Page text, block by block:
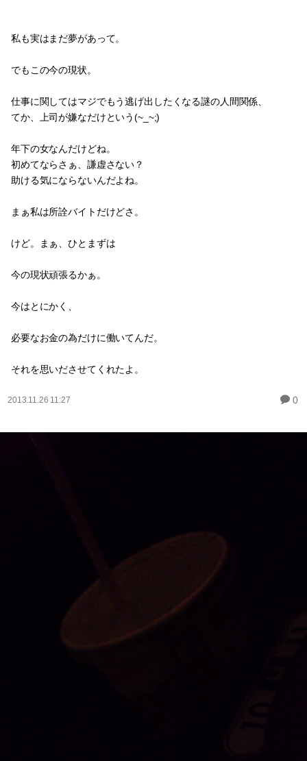
私も実はまだ夢があって。
でもこの今の現状。
仕事に関してはマジでもう逃げ出したくなる謎の人間関係、
てか、上司が嫌なだけという(~_~;)
年下の女なんだけどね。
初めてならさぁ、謙虚さない？
助ける気にならないんだよね。
まぁ私は所詮バイトだけどさ。
けど。まぁ、ひとまずは
今の現状頑張るかぁ。
今はとにかく、
必要なお金の為だけに働いてんだ。
それを思いださせてくれたよ。
2013.11.26 11:27 0